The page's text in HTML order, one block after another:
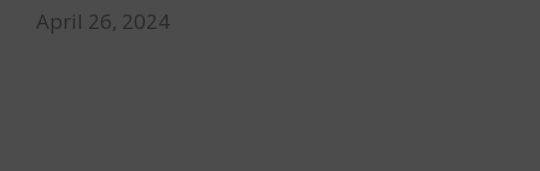
April 26, 2024